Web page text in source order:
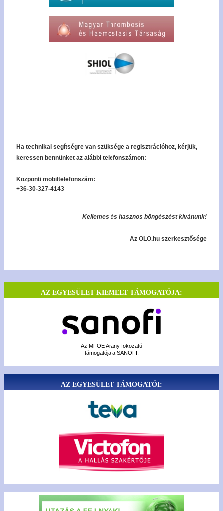
Ha technikai segítségre van szüksége a regisztrációhoz, kérjük,
keressen bennünket az alábbi telefonszámon:
Központi mobiltelefonszám:
+36-30-327-4143
Kellemes és hasznos böngészést kívánunk!
Az OLO.hu szerkesztősége
AZ EGYESÜLET KIEMELT TÁMOGATÓJA:
Az MFOE Arany fokozatú
támogatója a SANOFI.
AZ EGYESÜLET TÁMOGATÓI: